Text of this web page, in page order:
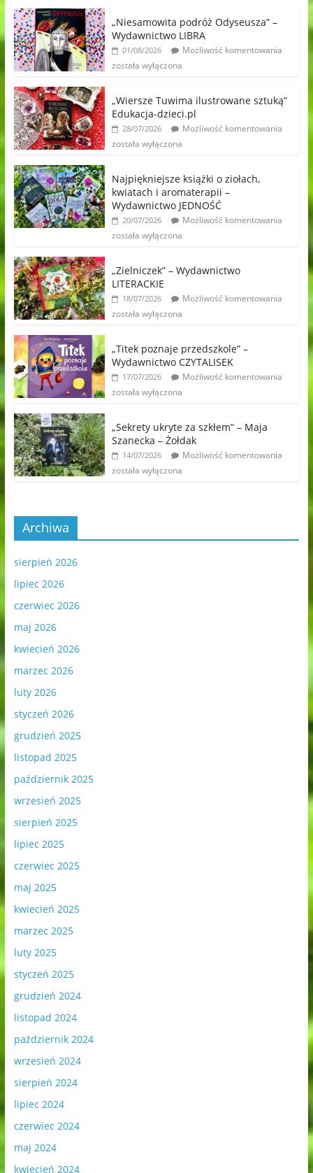
„Niesamowita podróż Odyseusza” –
Wydawnictwo LIBRA
01/08/2026
Możliwość komentowania
została wyłączona
„Wiersze Tuwima ilustrowane sztuką”
Edukacja-dzieci.pl
28/07/2026
Możliwość komentowania
została wyłączona
Najpiękniejsze książki o ziołach,
kwiatach i aromaterapii –
Wydawnictwo JEDNOŚĆ
20/07/2026
Możliwość komentowania
została wyłączona
„Zielniczek” – Wydawnictwo
LITERACKIE
18/07/2026
Możliwość komentowania
została wyłączona
„Titek poznaje przedszkole” –
Wydawnictwo CZYTALISEK
17/07/2026
Możliwość komentowania
została wyłączona
„Sekrety ukryte za szkłem” – Maja
Szanecka – Żołdak
14/07/2026
Możliwość komentowania
została wyłączona
Archiwa
sierpień 2026
lipiec 2026
czerwiec 2026
maj 2026
kwiecień 2026
marzec 2026
luty 2026
styczeń 2026
grudzień 2025
listopad 2025
październik 2025
wrzesień 2025
sierpień 2025
lipiec 2025
czerwiec 2025
maj 2025
kwiecień 2025
marzec 2025
luty 2025
styczeń 2025
grudzień 2024
listopad 2024
październik 2024
wrzesień 2024
sierpień 2024
lipiec 2024
czerwiec 2024
maj 2024
kwiecień 2024